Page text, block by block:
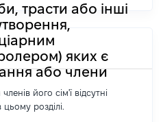
трасти або інші
яких є
або члени
його сім'ї відсутні
розділі.